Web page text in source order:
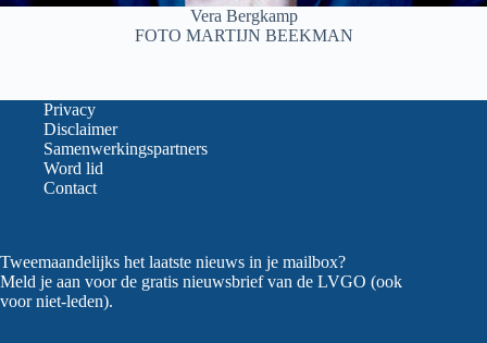
Vera Bergkamp
FOTO MARTIJN BEEKMAN
Privacy
Disclaimer
Samenwerkingspartners
Word lid
Contact
Tweemaandelijks het laatste nieuws in je mailbox?
Meld je aan voor de gratis nieuwsbrief van de LVGO (ook
voor niet-leden).